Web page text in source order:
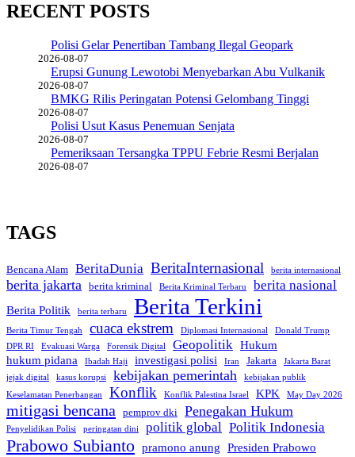
RECENT POSTS
Polisi Gelar Penertiban Tambang Ilegal Geopark
2026-08-07
Erupsi Gunung Lewotobi Menyebarkan Abu Vulkanik
2026-08-07
BMKG Rilis Peringatan Potensi Gelombang Tinggi
2026-08-07
Polisi Usut Kasus Penemuan Senjata
2026-08-07
Pemeriksaan Tersangka TPPU Febrie Resmi Berjalan
2026-08-07
TAGS
Bencana Alam BeritaDunia BeritaInternasional berita internasional
berita jakarta berita kriminal Berita Kriminal Terbaru berita nasional
Berita Politik berita terbaru Berita Terkini
Berita Timur Tengah cuaca ekstrem Diplomasi Internasional
Donald Trump
DPR RI
Evakuasi Warga Forensik Digital Geopolitik Hukum
hukum pidana
Ibadah Haji investigasi polisi Iran Jakarta
Jakarta Barat
jejak digital
kasus korupsi kebijakan pemerintah
kebijakan publik
Keselamatan Penerbangan
Konflik Konflik Palestina Israel KPK May Day 2026
mitigasi bencana pemprov dki Penegakan Hukum
Penyelidikan Polisi peringatan dini politik global Politik Indonesia
Prabowo Subianto pramono anung Presiden Prabowo